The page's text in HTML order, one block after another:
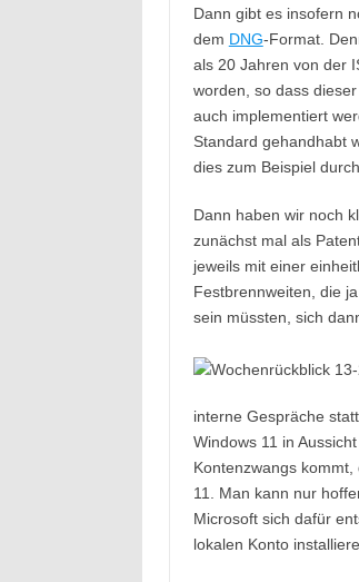
Dann gibt es insofern
dem DNG-Format.
als 20 Jahren von der
worden, so dass
auch implementiert
Standard gehandhabt
dies zum Beispiel
Dann haben wir noch
zunächst mal als
jeweils mit einer
Festbrennweiten, die
sein müssten, sich
interne Gespräche
Windows 11 in
Kontenzwangs
11. Man kann nur
Microsoft sich dafür
lokalen Konto